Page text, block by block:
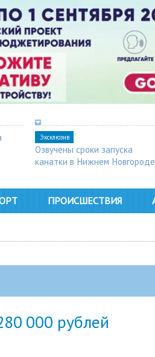
Эксклюзив
Озвучены сроки запуска
канатки в Нижнем Новгороде
ПРОИСШЕСТВИЯ
000 рублей